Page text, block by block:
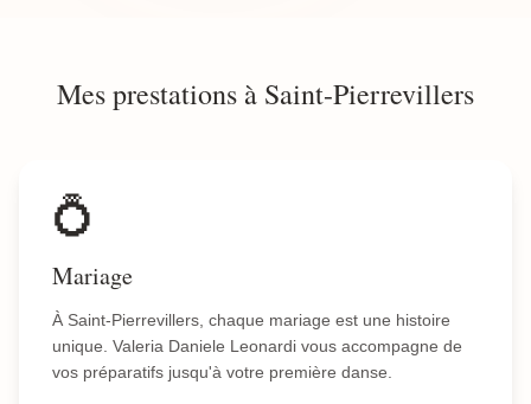
Mes prestations à Saint-Pierrevillers
💍
Mariage
À Saint-Pierrevillers, chaque mariage est une histoire
unique. Valeria Daniele Leonardi vous accompagne de
vos préparatifs jusqu'à votre première danse.